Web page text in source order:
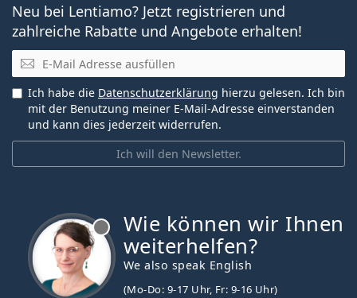
Neu bei Lentiamo? Jetzt registrieren und
zahlreiche Rabatte und Angebote erhalten!
E-Mail
Ich will den Newsletter.
Ich habe die Datenschutzerklärung hierzu gelesen. Ich bin
mit der Benutzung meiner E-Mail-Adresse einverstanden
und kann dies jederzeit widerrufen.
Wie können wir Ihnen
weiterhelfen?
We also speak English
(Mo-Do: 9-17 Uhr, Fr: 9-16 Uhr)